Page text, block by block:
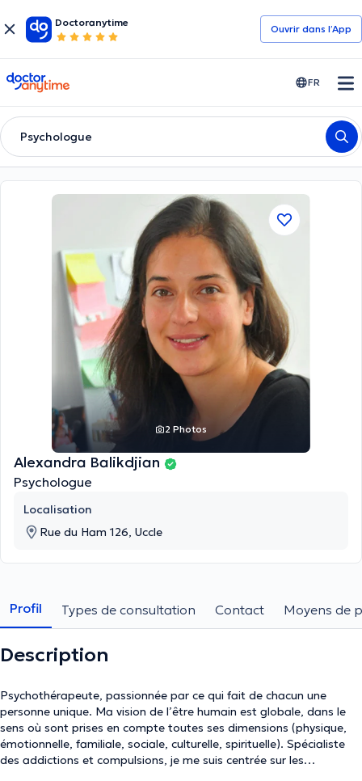
Doctoranytime
Ouvrir dans l’App
doctoranytime FR
Psychologue
2 Photos
Alexandra Balikdjian
Psychologue
Localisation
Rue du Ham 126, Uccle
Profil Types de consultation Contact Moyens de
Description
Psychothérapeute, passionnée par ce qui fait de chacun une
personne unique. Ma vision de l’être humain est globale, dans le
sens où sont prises en compte toutes ses dimensions (physique,
émotionnelle, familiale, sociale, culturelle, spirituelle). Spécialiste
des addictions et compulsions, je me suis centrée sur les